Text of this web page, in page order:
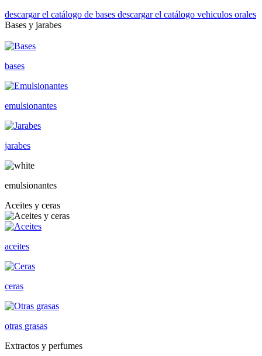
descargar el catálogo de bases descargar el catálogo vehiculos orales
Bases y jarabes
bases
emulsionantes
jarabes
emulsionantes
Aceites y ceras
aceites
ceras
otras grasas
Extractos y perfumes